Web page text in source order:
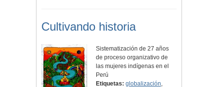
Cultivando historia
Sistematización de 27 años
de proceso organizativo de
las mujeres indígenas en el
Perú
Etiquetas: globalización,